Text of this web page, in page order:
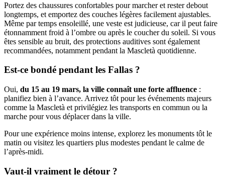
Portez des chaussures confortables pour marcher et rester debout
longtemps, et emportez des couches légères facilement ajustables.
Même par temps ensoleillé, une veste est judicieuse, car il peut faire
étonnamment froid à l’ombre ou après le coucher du soleil. Si vous
êtes sensible au bruit, des protections auditives sont également
recommandées, notamment pendant la Mascletà quotidienne.
Est-ce bondé pendant les Fallas ?
Oui, du 15 au 19 mars, la ville connaît une forte affluence :
planifiez bien à l’avance. Arrivez tôt pour les événements majeurs
comme la Mascletà et privilégiez les transports en commun ou la
marche pour vous déplacer dans la ville.
Pour une expérience moins intense, explorez les monuments tôt le
matin ou visitez les quartiers plus modestes pendant le calme de
l’après-midi.
Vaut-il vraiment le détour ?